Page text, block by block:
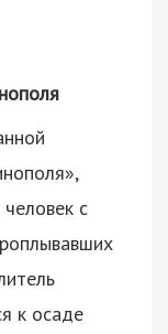
с
к осаде